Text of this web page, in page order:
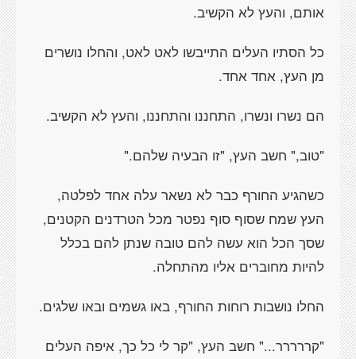
אותם, והעץ לא הקשיב.
כל הסתיו העלים התייבשו לאט לאט, והחלו נושרים
מן העץ, אחד אחד.
הם נשרו ונשרו, התחננו והתחננו, והעץ לא הקשיב.
"טוב," חשב העץ, "זו הבעיה שלהם."
כשהגיע החורף כבר לא נשאר עלה אחד לפלטה,
העץ שמח שסוף סוף נפטר מכל הטרדנים הקטנים,
שסך הכל הוא עשה להם טובה שנתן להם בכלל
להיות מחוברים אליו מהתחלה.
החלו נושבות רוחות החורף, באו גשמים ובאו שלגים.
"קררררר..." חשב העץ, "קר לי כל כך, איפה העלים